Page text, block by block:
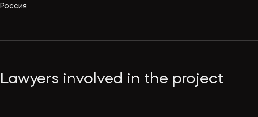
Россия
Lawyers involved in the project